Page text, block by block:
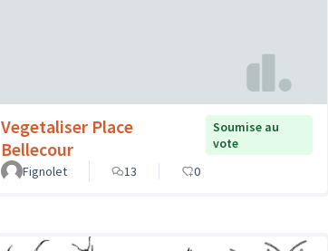
Vegetaliser Place
Bellecour
Soumise au
vote
Fignolet
13 0